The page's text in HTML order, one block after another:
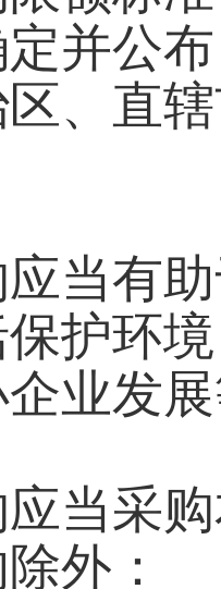
定并公
、直
当有
护环
业发
当采
外：